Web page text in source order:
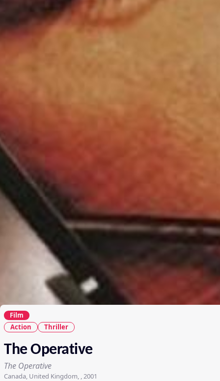
Film
Action
Thriller
The Operative
The Operative
Canada, United Kingdom, , 2001